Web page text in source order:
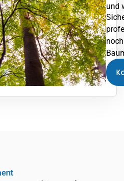
und